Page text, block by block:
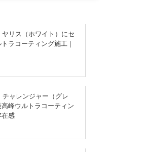
ヤリス（ホワイト）にセ
ラコーティング施工｜
チャレンジャー（グレ
峰ウルトラコーティン
在感